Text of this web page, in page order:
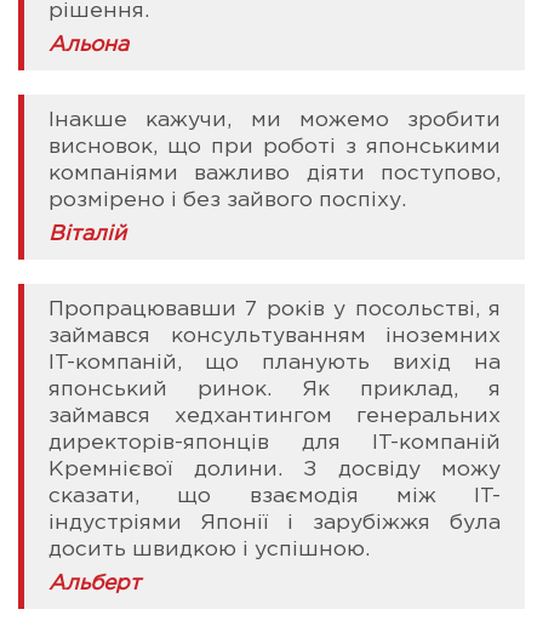
рішення.
Альона
Інакше кажучи, ми можемо зробити
висновок, що при роботі з японськими
компаніями важливо діяти поступово,
розмірено і без зайвого поспіху.
Віталій
Пропрацювавши 7 років у посольстві, я
займався консультуванням іноземних
IT-компаній, що планують вихід на
японський ринок. Як приклад, я
займався хедхантингом генеральних
директорів-японців для IT-компаній
Кремнієвої долини. З досвіду можу
сказати, що взаємодія між IT-
індустріями Японії і зарубіжжя була
досить швидкою і успішною.
Альберт